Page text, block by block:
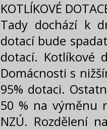
KOTLÍKOVÉ
Tady dochází k
dotací bude
dotací. Kotlíkové
Domácnosti s
95% dotaci.
50 % na výměnu
NZÚ. Rozdělení